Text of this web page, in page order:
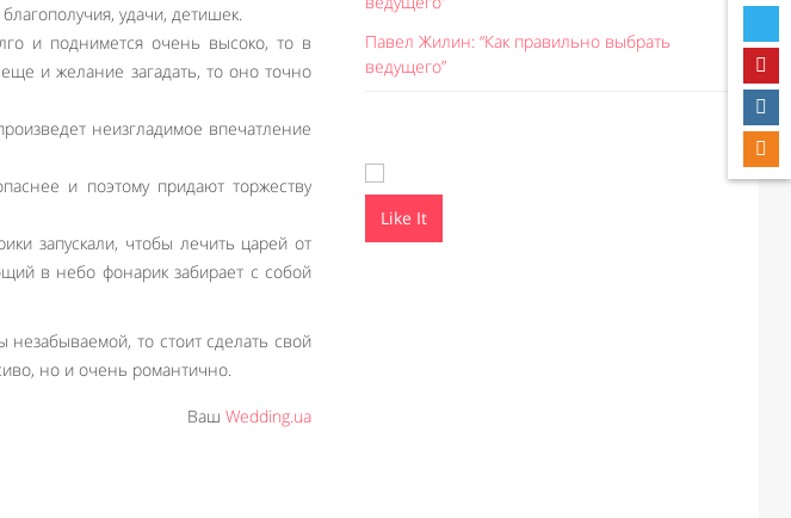
удачи, детишек.
и поднимется очень высоко, то в
и желание загадать, то оно точно
неизгладимое впечатление
и поэтому придают торжеству
запускали, чтобы лечить царей от
в небо фонарик забирает с собой
то стоит сделать свой
но и очень романтично.
Ваш Wedding.uа
Павел Жилин: “Как правильно выбрать
ведущего”
Like It